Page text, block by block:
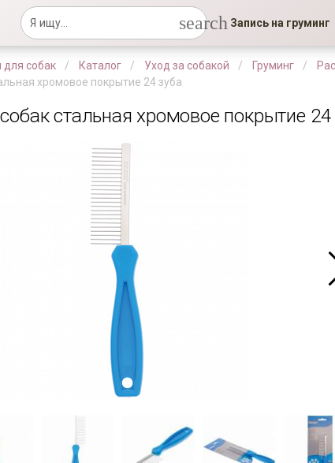
search Запись на груминг
для собак Каталог Уход за собакой Груминг
хромовое покрытие 24 зуба
стальная хромовое покрытие